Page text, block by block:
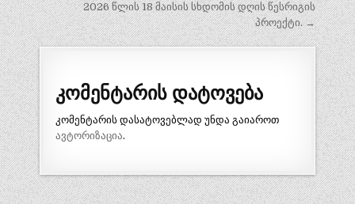
2026 წლის 18 მაისის სხდომის დღის წესრიგის
პროექტი. →
კომენტარის დატოვება
კომენტარის დასატოვებლად უნდა გაიაროთ
ავტორიზაცია.